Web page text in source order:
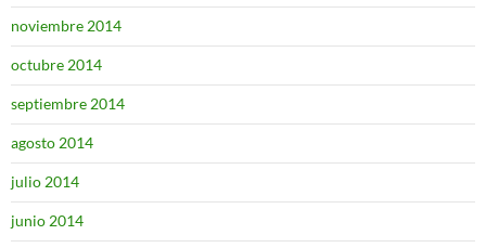
noviembre 2014
octubre 2014
septiembre 2014
agosto 2014
julio 2014
junio 2014